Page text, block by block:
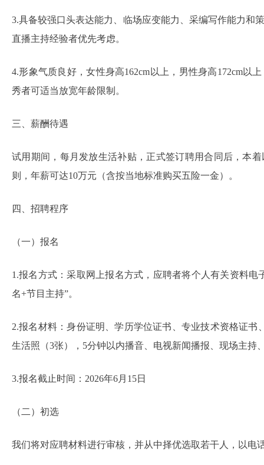
3.具备较强口头表达能力、临场应变能力、采编写作能力和
直播主持经验者优先考虑。
4.形象气质良好，女性身高162cm以上，男性身高172cm以
秀者可适当放宽年龄限制。
三、薪酬待遇
试用期间，每月发放生活补贴，正式签订聘用合同后，本
则，年薪可达10万元（含按当地标准购买五险一金）。
四、招聘程序
（一）报名
1.报名方式：采取网上报名方式，应聘者将个人有关资料
名+节目主持”。
2.报名材料：身份证明、学历学位证书、专业技术资格证
生活照（3张），5分钟以内播音、电视新闻播报、现场主持
3.报名截止时间：2026年6月15日
（二）初选
我们将对应聘材料进行审核，并从中择优选取若干人，以电